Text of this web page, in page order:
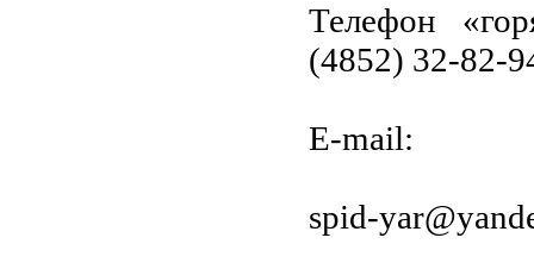
Телефон
(4852) 32-82-
E-mail:
spid-